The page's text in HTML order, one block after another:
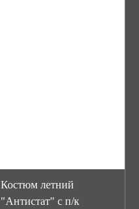
Костюм летний
"Антистат" с п/к